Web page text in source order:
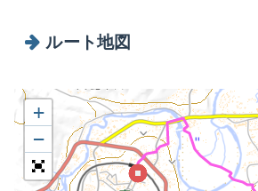
ルート地図
+
−